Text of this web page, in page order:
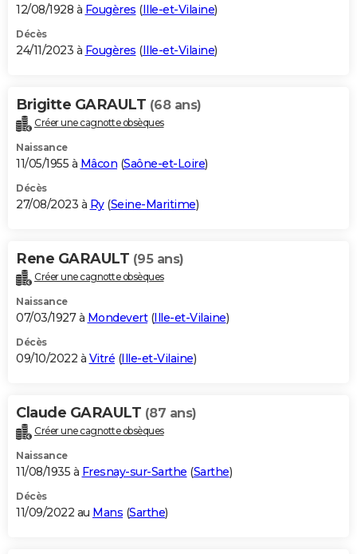
12/08/1928 à Fougères (Ille-et-Vilaine)
Décès
24/11/2023 à Fougères (Ille-et-Vilaine)
Brigitte GARAULT (68 ans)
Créer une cagnotte obsèques
Naissance
11/05/1955 à Mâcon (Saône-et-Loire)
Décès
27/08/2023 à Ry(Seine-Maritime)
Rene GARAULT (95 ans)
Créer une cagnotte obsèques
Naissance
07/03/1927 à Mondevert(Ille-et-Vilaine)
Décès
09/10/2022 à Vitré (Ille-et-Vilaine)
Claude GARAULT (87 ans)
Créer une cagnotte obsèques
Naissance
11/08/1935 à Fresnay-sur-Sarthe (Sarthe)
Décès
11/09/2022 au Mans (Sarthe)